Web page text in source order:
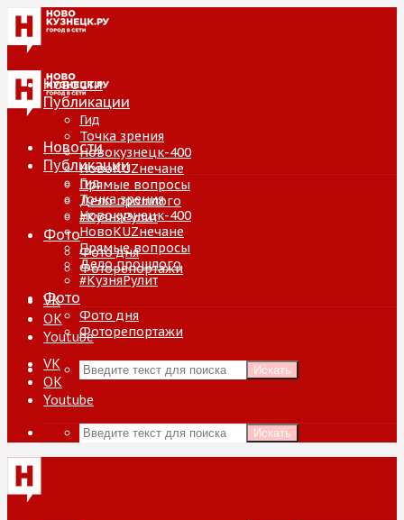
Новости
Публикации
Гид
Точка зрения
Новокузнецк-400
НовоKUZнечане
Прямые вопросы
Дело прошлого
#КузняРулит
Фото
Фото дня
Фоторепортажи
VK
ОК
Youtube
Искать
Новости
Публикации
Гид
Точка зрения
Новокузнецк-400
НовоKUZнечане
Прямые вопросы
Дело прошлого
#КузняРулит
Фото
Фото дня
Фоторепортажи
VK
ОК
Youtube
Искать